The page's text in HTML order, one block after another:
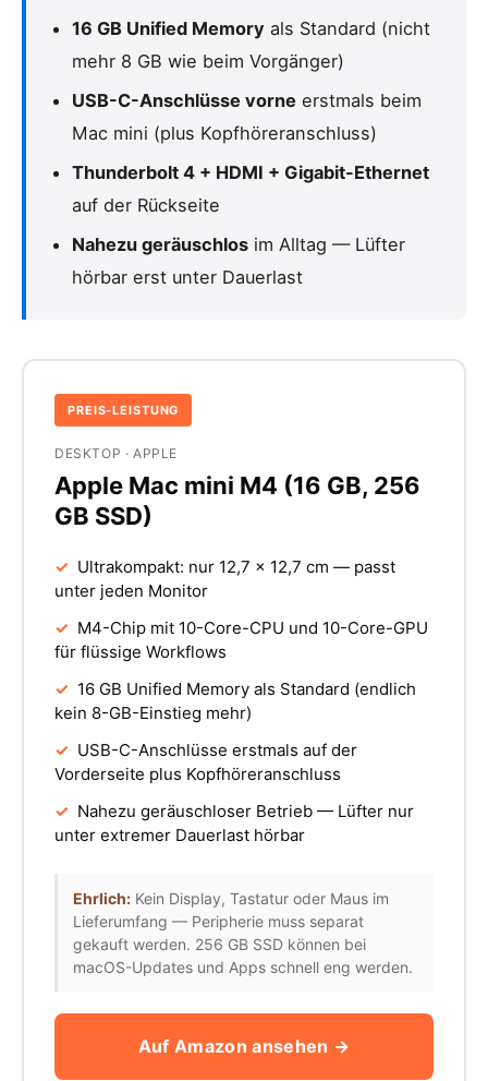
16 GB Unified Memory als Standard (nicht
mehr 8 GB wie beim Vorgänger)
USB-C-Anschlüsse vorne erstmals beim
Mac mini (plus Kopfhöreranschluss)
Thunderbolt 4 + HDMI + Gigabit-Ethernet
auf der Rückseite
Nahezu geräuschlos im Alltag — Lüfter
hörbar erst unter Dauerlast
PREIS-LEISTUNG
DESKTOP · APPLE
Apple Mac mini M4 (16 GB, 256
GB SSD)
✓ Ultrakompakt: nur 12,7 × 12,7 cm — passt
unter jeden Monitor
✓ M4-Chip mit 10-Core-CPU und 10-Core-GPU
für flüssige Workflows
✓ 16 GB Unified Memory als Standard (endlich
kein 8-GB-Einstieg mehr)
✓ USB-C-Anschlüsse erstmals auf der
Vorderseite plus Kopfhöreranschluss
✓ Nahezu geräuschloser Betrieb — Lüfter nur
unter extremer Dauerlast hörbar
Ehrlich: Kein Display, Tastatur oder Maus im
Lieferumfang — Peripherie muss separat
gekauft werden. 256 GB SSD können bei
macOS-Updates und Apps schnell eng werden.
Auf Amazon ansehen →